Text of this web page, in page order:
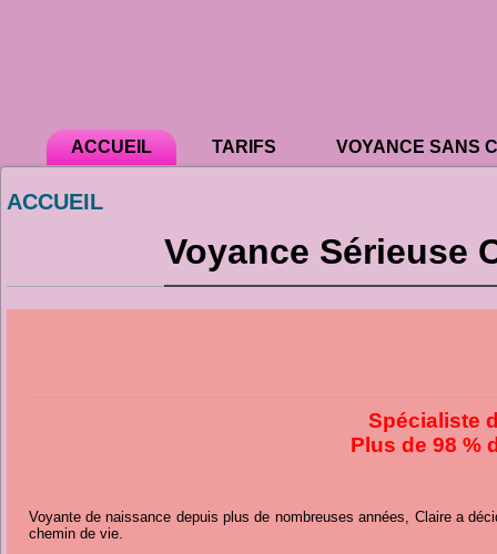
ACCUEIL TARIFS VOYANCE SANS
ACCUEIL
Voyance Sérieuse
Spécialiste
Plus de 98 %
Voyante de naissance depuis plus de nombreuses années, Claire a
chemin de vie.